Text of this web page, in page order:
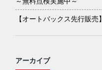
【オートバックス先行販
アーカイブ